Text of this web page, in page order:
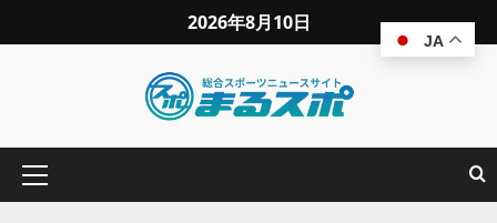
2026年8月10日
JA